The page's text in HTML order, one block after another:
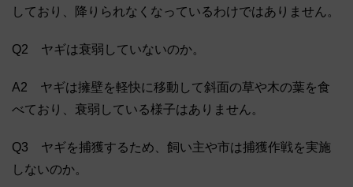
しており、降りられなくなっているわけではありません。
Q2 ヤギは衰弱していないのか。
A2 ヤギは擁壁を軽快に移動して斜面の草や木の葉を食
べており、衰弱している様子はありません。
Q3 ヤギを捕獲するため、飼い主や市は捕獲作戦を実施
しないのか。